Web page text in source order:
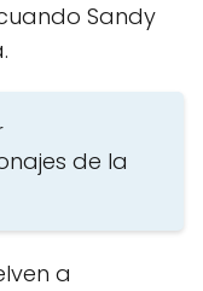
Sandy
de la
a